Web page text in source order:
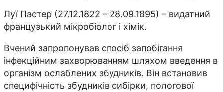
Луї Пастер (27.12.1822 – 28.09.1895) – видатний
французький мікробіолог і хімік.
Вчений запропонував спосіб запобігання
інфекційним захворюванням шляхом введення в
організм ослаблених збудників. Він встановив
специфічність збудників сибірки, пологової